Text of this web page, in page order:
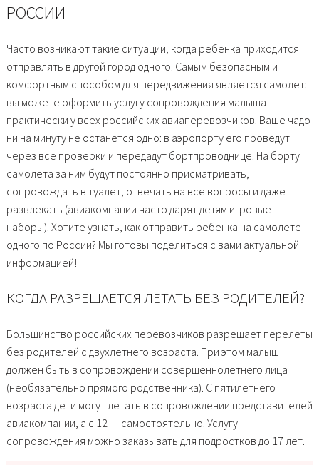
РОССИИ
Часто возникают такие ситуации, когда ребенка приходится
отправлять в другой город одного. Самым безопасным и
комфортным способом для передвижения является самолет:
вы можете оформить услугу сопровождения малыша
практически у всех российских авиаперевозчиков. Ваше чадо
ни на минуту не останется одно: в аэропорту его проведут
через все проверки и передадут бортпроводнице. На борту
самолета за ним будут постоянно присматривать,
сопровождать в туалет, отвечать на все вопросы и даже
развлекать (авиакомпании часто дарят детям игровые
наборы). Хотите узнать, как отправить ребенка на самолете
одного по России? Мы готовы поделиться с вами актуальной
информацией!
КОГДА РАЗРЕШАЕТСЯ ЛЕТАТЬ БЕЗ РОДИТЕЛЕЙ?
Большинство российских перевозчиков разрешает перелеты
без родителей с двухлетнего возраста. При этом малыш
должен быть в сопровождении совершеннолетнего лица
(необязательно прямого родственника). С пятилетнего
возраста дети могут летать в сопровождении представителей
авиакомпании, а с 12 — самостоятельно. Услугу
сопровождения можно заказывать для подростков до 17 лет.